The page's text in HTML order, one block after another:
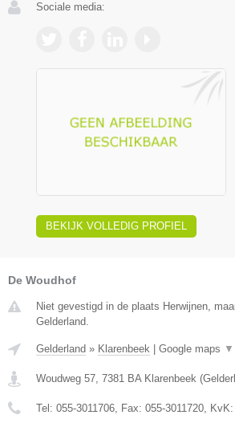
Sociale media:
BEKIJK VOLLEDIG PROFIEL
De Woudhof
Niet gevestigd in de plaats Herwijnen,
Gelderland.
Gelderland » Klarenbeek Google maps ▼
Woudweg 57 7381 BA Klarenbeek (
Tel: 055-3011706 , Fax: 055-3011720 , KvK: